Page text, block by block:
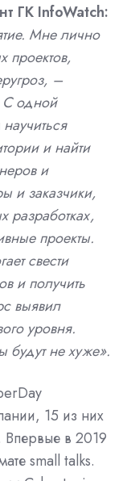
ГК InfoWatch:
Мне лично
проектов,
–
С одной
и найти
и
и заказчики,
разработках,
проекты.
свести
и получить
выявил
уровня.
будут не хуже».
15 из них
в 2019
small talks.